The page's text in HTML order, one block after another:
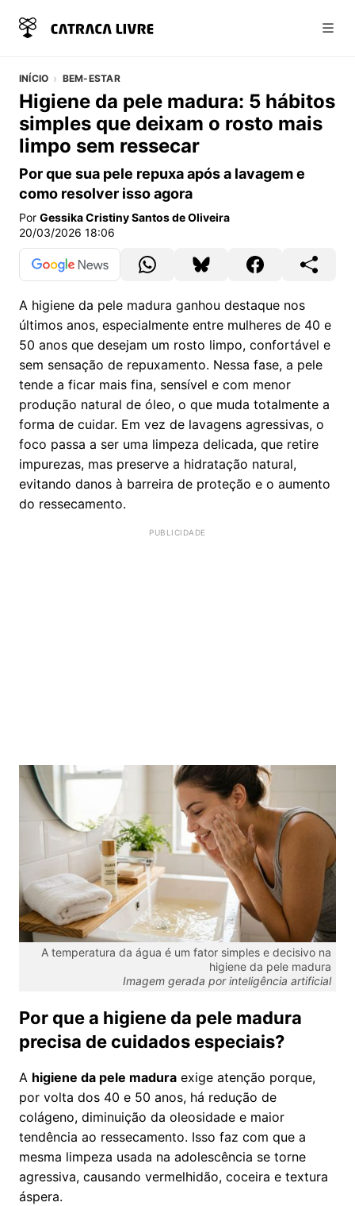
INÍCIO BEM-ESTAR
Higiene da pele madura: 5 hábitos
simples que deixam o rosto mais
limpo sem ressecar
Por que sua pele repuxa após a lavagem e
como resolver isso agora
Por Gessika Cristiny Santos de Oliveira
20/03/2026 18:06
A higiene da pele madura ganhou destaque nos
últimos anos, especialmente entre mulheres de 40 e
50 anos que desejam um rosto limpo, confortável e
sem sensação de repuxamento. Nessa fase, a pele
tende a ficar mais fina, sensível e com menor
produção natural de óleo, o que muda totalmente a
forma de cuidar. Em vez de lavagens agressivas, o
foco passa a ser uma limpeza delicada, que retire
impurezas, mas preserve a hidratação natural,
evitando danos à barreira de proteção e o aumento
do ressecamento.
A temperatura da água é um fator simples e decisivo na
higiene da pele madura
Imagem gerada por inteligência artificial
Por que a higiene da pele madura
precisa de cuidados especiais?
A higiene da pele madura exige atenção porque,
por volta dos 40 e 50 anos, há redução de
colágeno, diminuição da oleosidade e maior
tendência ao ressecamento. Isso faz com que a
mesma limpeza usada na adolescência se torne
agressiva, causando vermelhidão, coceira e textura
áspera.